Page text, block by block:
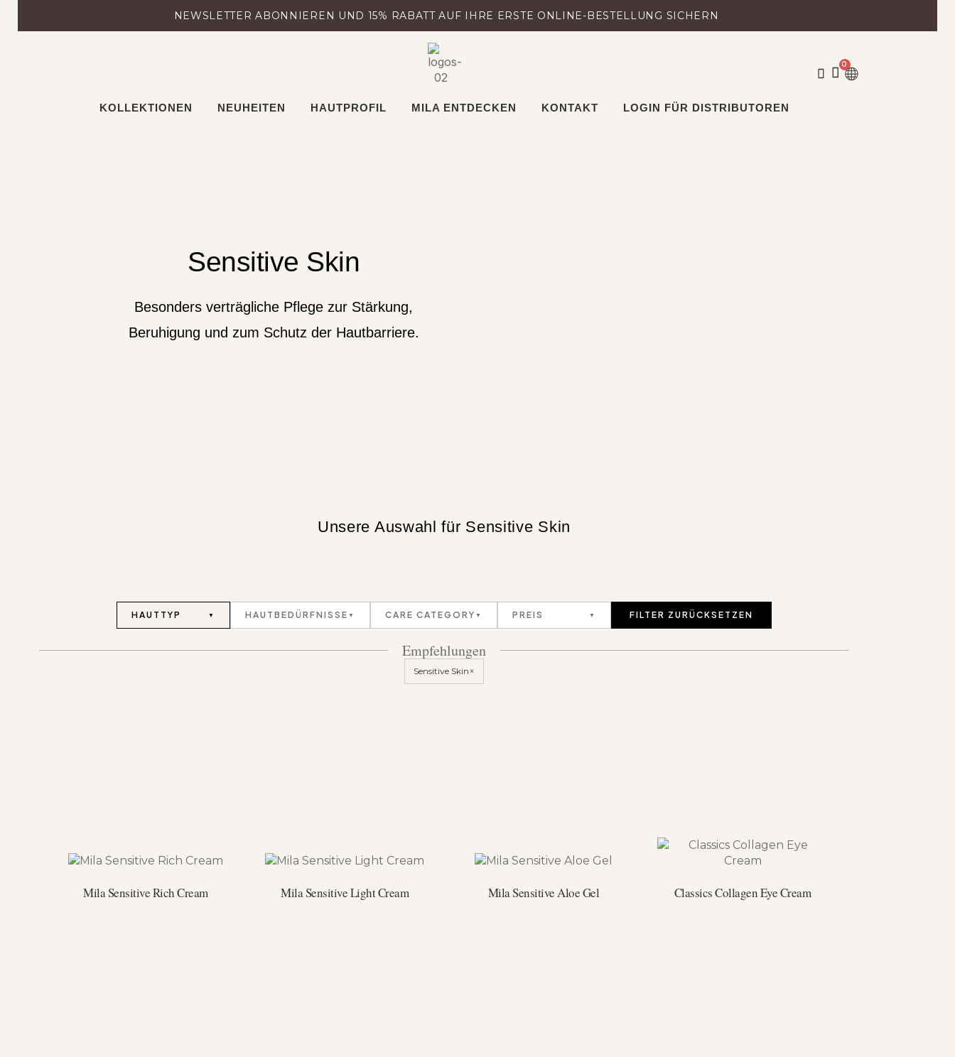
NEWSLETTER ABONNIEREN UND 15% RABATT AUF IHRE ERSTE ONLINE-BESTELLUNG SICHERN
0
WARENKORB
KOLLEKTIONEN NEUHEITEN HAUTPROFIL MILA ENTDECKEN KONTAKT LOGIN FÜR DISTRIBUTOREN
Sensitive Skin
Besonders verträgliche Pflege zur Stärkung,
Beruhigung und zum Schutz der Hautbarriere.
Unsere Auswahl für Sensitive Skin
HAUTTYP HAUTBEDÜRFNISSE CARE CATEGORY PREIS FILTER ZURÜCKSETZEN
Empfehlungen
Sensitive Skin×
Mila Sensitive Rich Cream Mila Sensitive Light Cream Mila Sensitive Aloe Gel Classics Collagen Eye Cream